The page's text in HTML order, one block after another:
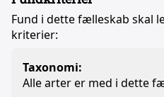
Fund i dette fælleskab skal
kriterier:
Taxonomi:
Alle arter er med i dette